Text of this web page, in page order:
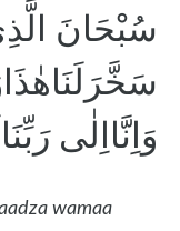
سُبْحَانَ
وَاِنَّااِلٰى
wamaa